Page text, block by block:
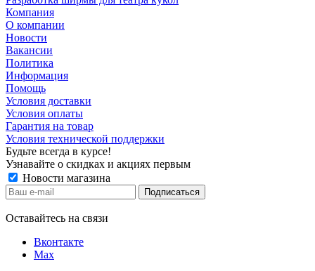
Компания
О компании
Новости
Вакансии
Политика
Информация
Помощь
Условия доставки
Условия оплаты
Гарантия на товар
Условия технической поддержки
Будьте всегда в курсе!
Узнавайте о скидках и акциях первым
Новости магазина
Оставайтесь на связи
Вконтакте
Max